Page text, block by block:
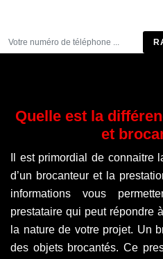
Quelle est la
et
Il est primordial de connaitre
d’un brocanteur et la
informations vous
prestataire qui peut répondre
la nature de votre projet. Un
des objets brocantés. Ce